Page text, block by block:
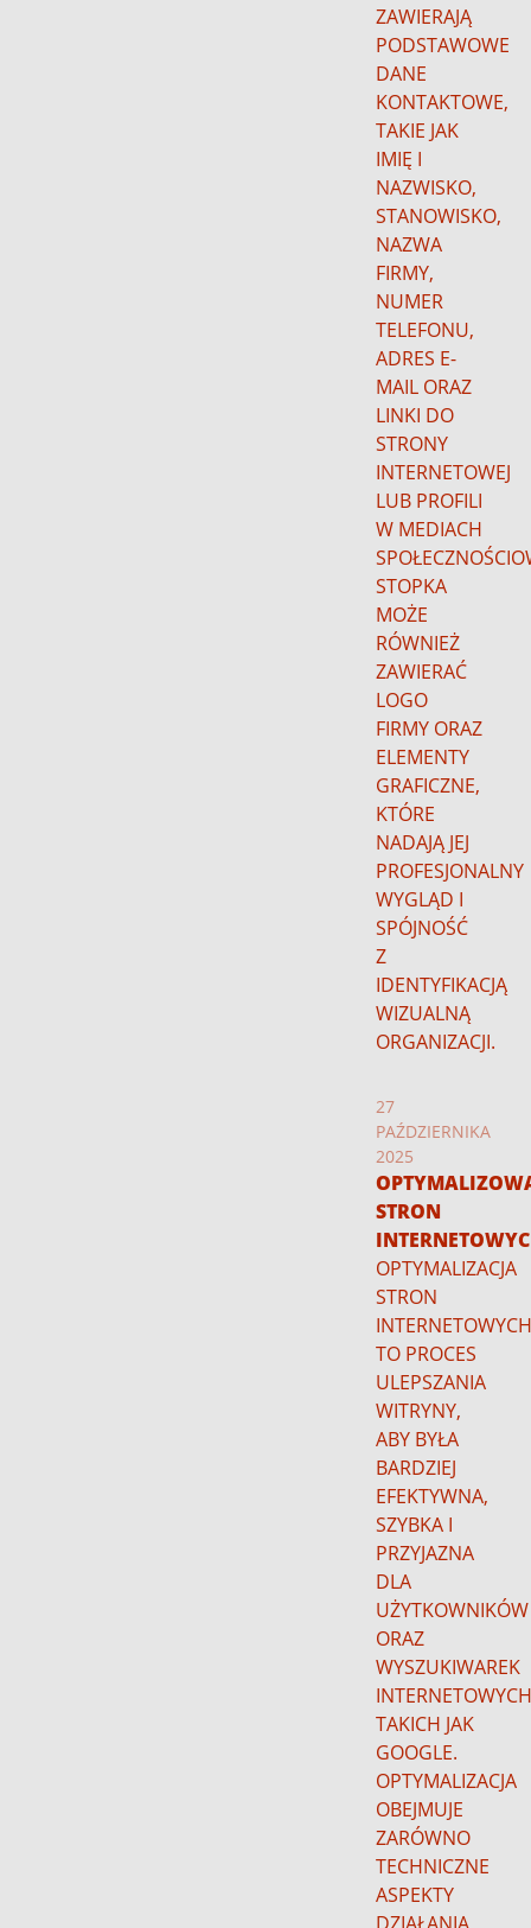
ZAWIERAJĄ
PODSTAWOWE
DANE
KONTAKTOWE,
TAKIE JAK
IMIĘ I
NAZWISKO,
STANOWISKO,
NAZWA
FIRMY,
NUMER
TELEFONU,
ADRES E-
MAIL ORAZ
LINKI DO
STRONY
INTERNETOWEJ
LUB PROFILI
W MEDIACH
STOPKA
MOŻE
RÓWNIEŻ
ZAWIERAĆ
LOGO
FIRMY ORAZ
ELEMENTY
GRAFICZNE,
KTÓRE
NADAJĄ JEJ
PROFESJONALNY
WYGLĄD I
SPÓJNOŚĆ
Z
IDENTYFIKACJĄ
WIZUALNĄ
ORGANIZACJI.
27
PAŹDZIERNIKA
2025
STRON
OPTYMALIZACJA
STRON
TO PROCES
ULEPSZANIA
WITRYNY,
ABY BYŁA
BARDZIEJ
EFEKTYWNA,
SZYBKA I
PRZYJAZNA
DLA
UŻYTKOWNIKÓW
ORAZ
WYSZUKIWAREK
TAKICH JAK
GOOGLE.
OPTYMALIZACJA
OBEJMUJE
ZARÓWNO
TECHNICZNE
ASPEKTY